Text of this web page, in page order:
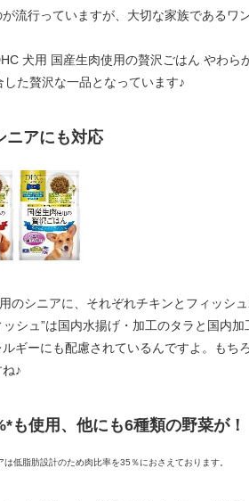
流行っていますが、大切な家族であるワ
犬用 国産生肉使用の贅沢ごはん やわら
た贅沢な一品となっています♪
アにも対応
のシニアに、それぞれチキンとフィッシ
ッシュ”は国内水揚げ・加工のタラと国内
ギーにも配慮されているんですよ。も
♪
も使用、他にも6種類の野菜が！
低脂肪設計のため肉比率を35％におさえております。